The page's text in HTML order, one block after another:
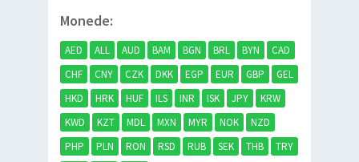
Monede:
AED ALL AUD BAM BGN BRL BYN
CAD
CHF
CNY CZK DKK EGP EUR GBP
GEL
HKD
HRK HUF ILS INR ISK JPY
KRW
KWD
KZT MDL MXN MYR NOK
NZD
PHP
PLN RON RSD RUB SEK THB
TRY